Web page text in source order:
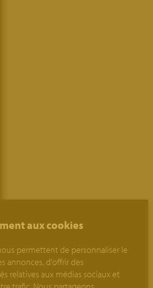
aux cookies
permettent de personnaliser le
annonces, d'offrir des
relatives aux médias sociaux et